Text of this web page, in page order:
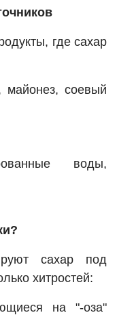
где сахар
майонез, соевый
воды,
сахар под
хитростей:
на "-оза"